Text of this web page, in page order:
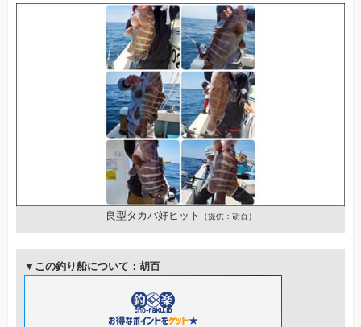
良型タカバ好ヒット （提供：胡百）
▼この釣り船について： 胡百